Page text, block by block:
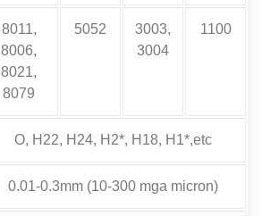
8011,
8006,
8021,
8079
5052
3003,
3004
1100
O, H22, H24, H2*, H18, H1*,etc
0.01-0.3mm (10-300 mga micron)